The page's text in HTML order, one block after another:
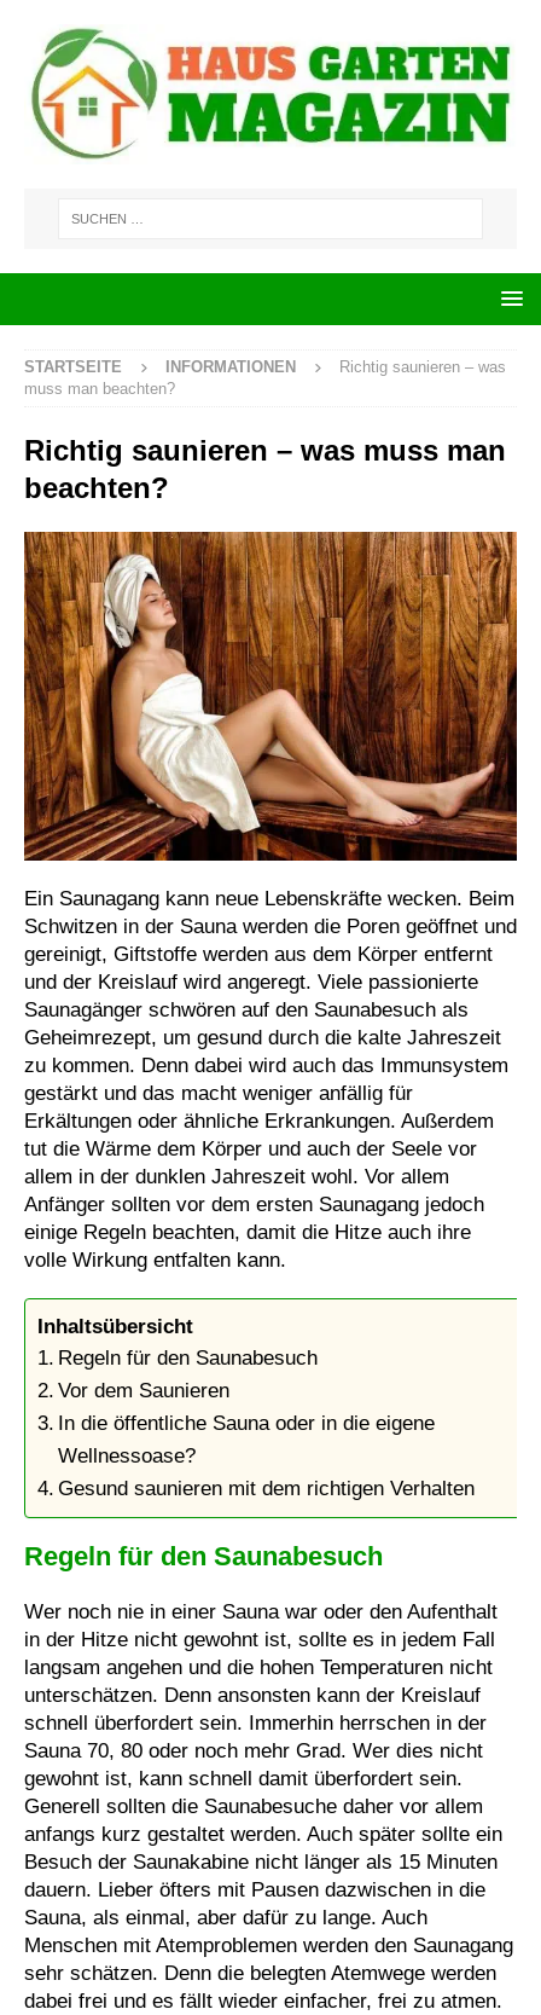
STARTSEITE INFORMATIONEN
Richtig saunieren – was
muss man beachten?
Richtig saunieren – was muss man
beachten?
Ein Saunagang kann neue Lebenskräfte wecken. Beim
Schwitzen in der Sauna werden die Poren geöffnet und
gereinigt, Giftstoffe werden aus dem Körper entfernt
und der Kreislauf wird angeregt. Viele passionierte
Saunagänger schwören auf den Saunabesuch als
Geheimrezept, um gesund durch die kalte Jahreszeit
zu kommen. Denn dabei wird auch das Immunsystem
gestärkt und das macht weniger anfällig für
Erkältungen oder ähnliche Erkrankungen. Außerdem
tut die Wärme dem Körper und auch der Seele vor
allem in der dunklen Jahreszeit wohl. Vor allem
Anfänger sollten vor dem ersten Saunagang jedoch
einige Regeln beachten, damit die Hitze auch ihre
volle Wirkung entfalten kann.
Inhaltsübersicht
Regeln für den Saunabesuch
Vor dem Saunieren
In die öffentliche Sauna oder in die eigene
Wellnessoase?
Gesund saunieren mit dem richtigen Verhalten
Regeln für den Saunabesuch
Wer noch nie in einer Sauna war oder den Aufenthalt
in der Hitze nicht gewohnt ist, sollte es in jedem Fall
langsam angehen und die hohen Temperaturen nicht
unterschätzen. Denn ansonsten kann der Kreislauf
schnell überfordert sein. Immerhin herrschen in der
Sauna 70, 80 oder noch mehr Grad. Wer dies nicht
gewohnt ist, kann schnell damit überfordert sein.
Generell sollten die Saunabesuche daher vor allem
anfangs kurz gestaltet werden. Auch später sollte ein
Besuch der Saunakabine nicht länger als 15 Minuten
dauern. Lieber öfters mit Pausen dazwischen in die
Sauna, als einmal, aber dafür zu lange. Auch
Menschen mit Atemproblemen werden den Saunagang
sehr schätzen. Denn die belegten Atemwege werden
dabei frei und es fällt wieder einfacher, frei zu atmen.